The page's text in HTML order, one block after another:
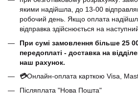
якими надійшла, до 13-00
робочий день. Якщо оплата
відправка здійснюється на
При сумі замовлення більше 25
передоплаті - доставка на
наш рахунок.
💳Онлайн-оплата карткою Visa,
Післяплата "Нова Пошта"